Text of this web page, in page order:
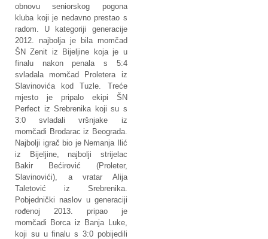
obnovu seniorskog pogona
kluba koji je nedavno prestao s
radom. U kategoriji generacije
2012. najbolja je bila momčad
ŠN Zenit iz Bijeljine koja je u
finalu nakon penala s 5:4
svladala momčad Proletera iz
Slavinovića kod Tuzle. Treće
mjesto je pripalo ekipi ŠN
Perfect iz Srebrenika koji su s
3:0 svladali vršnjake iz
momčadi Brodarac iz Beograda.
Najbolji igrač bio je Nemanja Ilić
iz Bijeljine, najbolji strijelac
Bakir Bećirović (Proleter,
Slavinovići), a vratar Alija
Taletović iz Srebrenika.
Pobjednički naslov u generaciji
rođenoj 2013. pripao je
momčadi Borca iz Banja Luke,
koji su u finalu s 3:0 pobijedili